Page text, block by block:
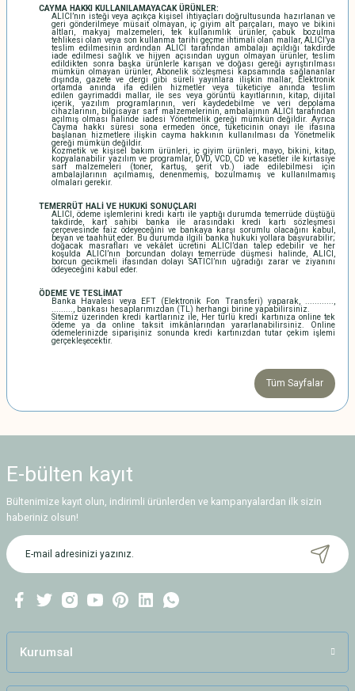
CAYMA HAKKI KULLANILAMAYACAK ÜRÜNLER:
ALICI’nın isteği veya açıkça kişisel ihtiyaçları doğrultusunda hazırlanan ve
geri gönderilmeye müsait olmayan, iç giyim alt parçaları, mayo ve bikini
altları, makyaj malzemeleri, tek kullanımlık ürünler, çabuk bozulma
tehlikesi olan veya son kullanma tarihi geçme ihtimali olan mallar, ALICI’ya
teslim edilmesinin ardından ALICI tarafından ambalajı açıldığı takdirde
iade edilmesi sağlık ve hijyen açısından uygun olmayan ürünler, teslim
edildikten sonra başka ürünlerle karışan ve doğası gereği ayrıştırılması
mümkün olmayan ürünler, Abonelik sözleşmesi kapsamında sağlananlar
dışında, gazete ve dergi gibi süreli yayınlara ilişkin mallar, Elektronik
ortamda anında ifa edilen hizmetler veya tüketiciye anında teslim
edilen gayrimaddi mallar, ile ses veya görüntü kayıtlarının, kitap, dijital
içerik, yazılım programlarının, veri kaydedebilme ve veri depolama
cihazlarının, bilgisayar sarf malzemelerinin, ambalajının ALICI tarafından
açılmış olması halinde iadesi Yönetmelik gereği mümkün değildir. Ayrıca
Cayma hakkı süresi sona ermeden önce, tüketicinin onayı ile ifasına
başlanan hizmetlere ilişkin cayma hakkının kullanılması da Yönetmelik
gereği mümkün değildir.
Kozmetik ve kişisel bakım ürünleri, iç giyim ürünleri, mayo, bikini, kitap,
kopyalanabilir yazılım ve programlar, DVD, VCD, CD ve kasetler ile kırtasiye
sarf malzemeleri (toner, kartuş, şerit vb.) iade edilebilmesi için
ambalajlarının açılmamış, denenmemiş, bozulmamış ve kullanılmamış
olmaları gerekir.
TEMERRÜT HALİ VE HUKUKİ SONUÇLARI
ALICI, ödeme işlemlerini kredi kartı ile yaptığı durumda temerrüde düştüğü
takdirde, kart sahibi banka ile arasındaki kredi kartı sözleşmesi
çerçevesinde faiz ödeyeceğini ve bankaya karşı sorumlu olacağını kabul,
beyan ve taahhüt eder. Bu durumda ilgili banka hukuki yollara başvurabilir;
doğacak masrafları ve vekâlet ücretini ALICI’dan talep edebilir ve her
koşulda ALICI’nın borcundan dolayı temerrüde düşmesi halinde, ALICI,
borcun gecikmeli ifasından dolayı SATICI’nın uğradığı zarar ve ziyanını
ödeyeceğini kabul eder.
ÖDEME VE TESLİMAT
Banka Havalesi veya EFT (Elektronik Fon Transferi) yaparak, ............,
........., bankası hesaplarımızdan (TL) herhangi birine yapabilirsiniz.
Sitemiz üzerinden kredi kartlarınız ile, Her türlü kredi kartınıza online tek
ödeme ya da online taksit imkânlarından yararlanabilirsiniz. Online
ödemelerinizde siparişiniz sonunda kredi kartınızdan tutar çekim işlemi
gerçekleşecektir.
Tüm Sayfalar
E-bülten kayıt
Bültenimize kayıt olun, indirimli ürünlerden ve kampanyalardan ilk sizin
haberiniz olsun!
Kurumsal